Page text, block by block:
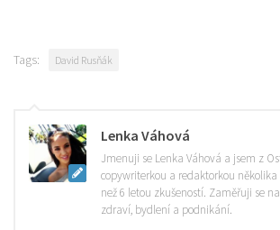
Tags: David Rusňák
Lenka Váhová
Jmenuji se Lenka Váhová a jsem z
copywriterkou a redaktorkou
než 6 letou zkušeností. Zaměřuji se
zdraví, bydlení a podnikání.